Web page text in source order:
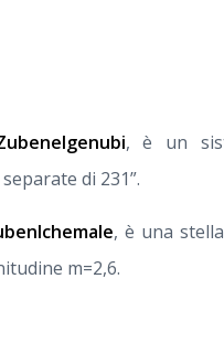
, è un
di 231”.
, è una
m=2,6.